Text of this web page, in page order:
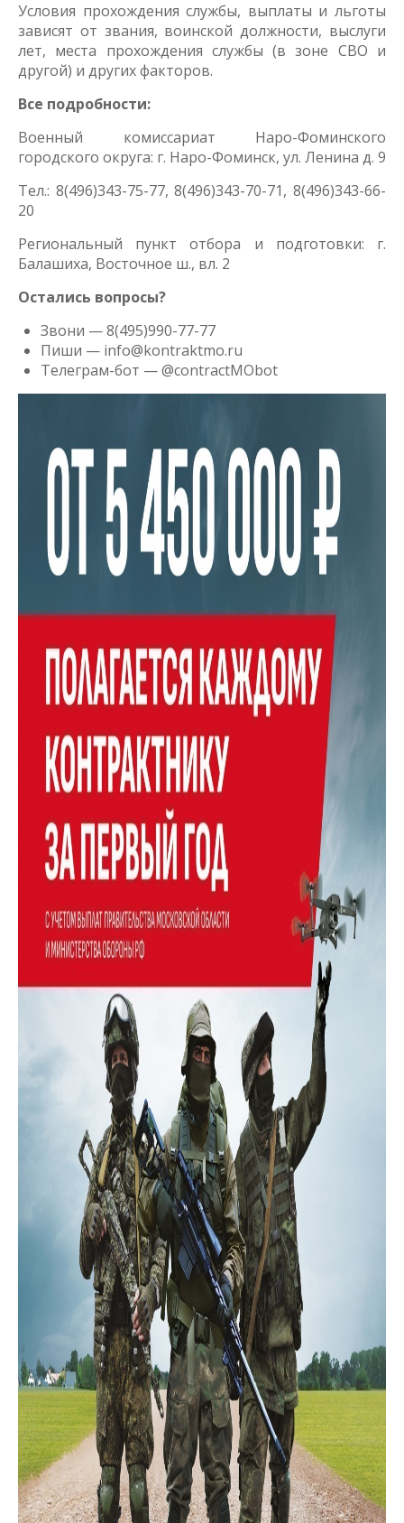
Условия прохождения службы, выплаты и льготы
зависят от звания, воинской должности, выслуги
лет, места прохождения службы (в зоне СВО и
другой) и других факторов.
Все подробности:
Военный комиссариат Наро-Фоминского
городского округа: г. Наро-Фоминск, ул. Ленина д. 9
Тел.: 8(496)343-75-77, 8(496)343-70-71, 8(496)343-66-
20
Региональный пункт отбора и подготовки: г.
Балашиха, Восточное ш., вл. 2
Остались вопросы?
Звони — 8(495)990-77-77
Пиши — info@kontraktmo.ru
Телеграм-бот — @contractMObot